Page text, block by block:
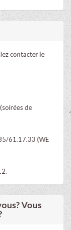
contacter le
de
61.17.33 (WE
Vous